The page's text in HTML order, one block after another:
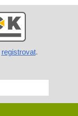
registrovat.